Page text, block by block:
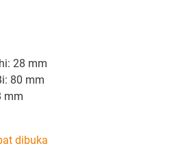
28 mm
80 mm
mm
dibuka